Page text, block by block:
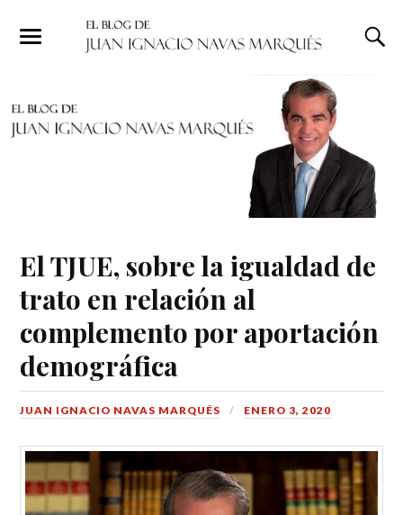
El TJUE, sobre la igualdad de
trato en relación al
complemento por aportación
demográfica
JUAN IGNACIO NAVAS MARQUÉS ENERO 3, 2020